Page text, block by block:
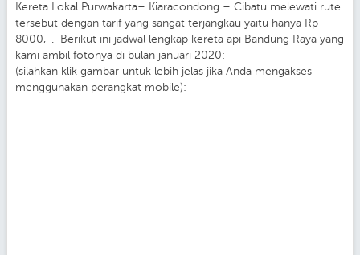
Kereta Lokal Purwakarta– Kiaracondong – Cibatu melewati rute
tersebut dengan tarif yang sangat terjangkau yaitu hanya Rp
8000,-. Berikut ini jadwal lengkap kereta api Bandung Raya yang
kami ambil fotonya di bulan januari 2020:
(silahkan klik gambar untuk lebih jelas jika Anda mengakses
menggunakan perangkat mobile):